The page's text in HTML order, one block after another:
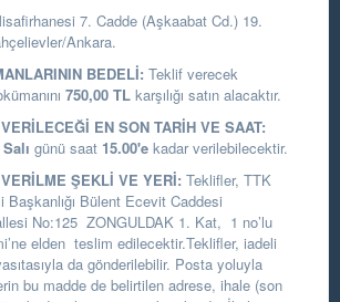
7. Cadde (Aşkaabat Cd.) 19.
Ankara.
BEDELİ: Teklif verecek
750,00 TL karşılığı satın alacaktır.
EN SON TARİH VE SAAT:
Salı günü saat 15.00'e kadar verilebilecektir.
ŞEKLİ VE YERİ: Teklifler, TTK
Başkanlığı Bülent Ecevit Caddesi
No:125 ZONGULDAK 1. Kat, 1 no’lu
elden teslim edilecektir.Teklifler, iadeli
da gönderilebilir. Posta yoluyla
bu madde de belirtilen adrese, ihale (son